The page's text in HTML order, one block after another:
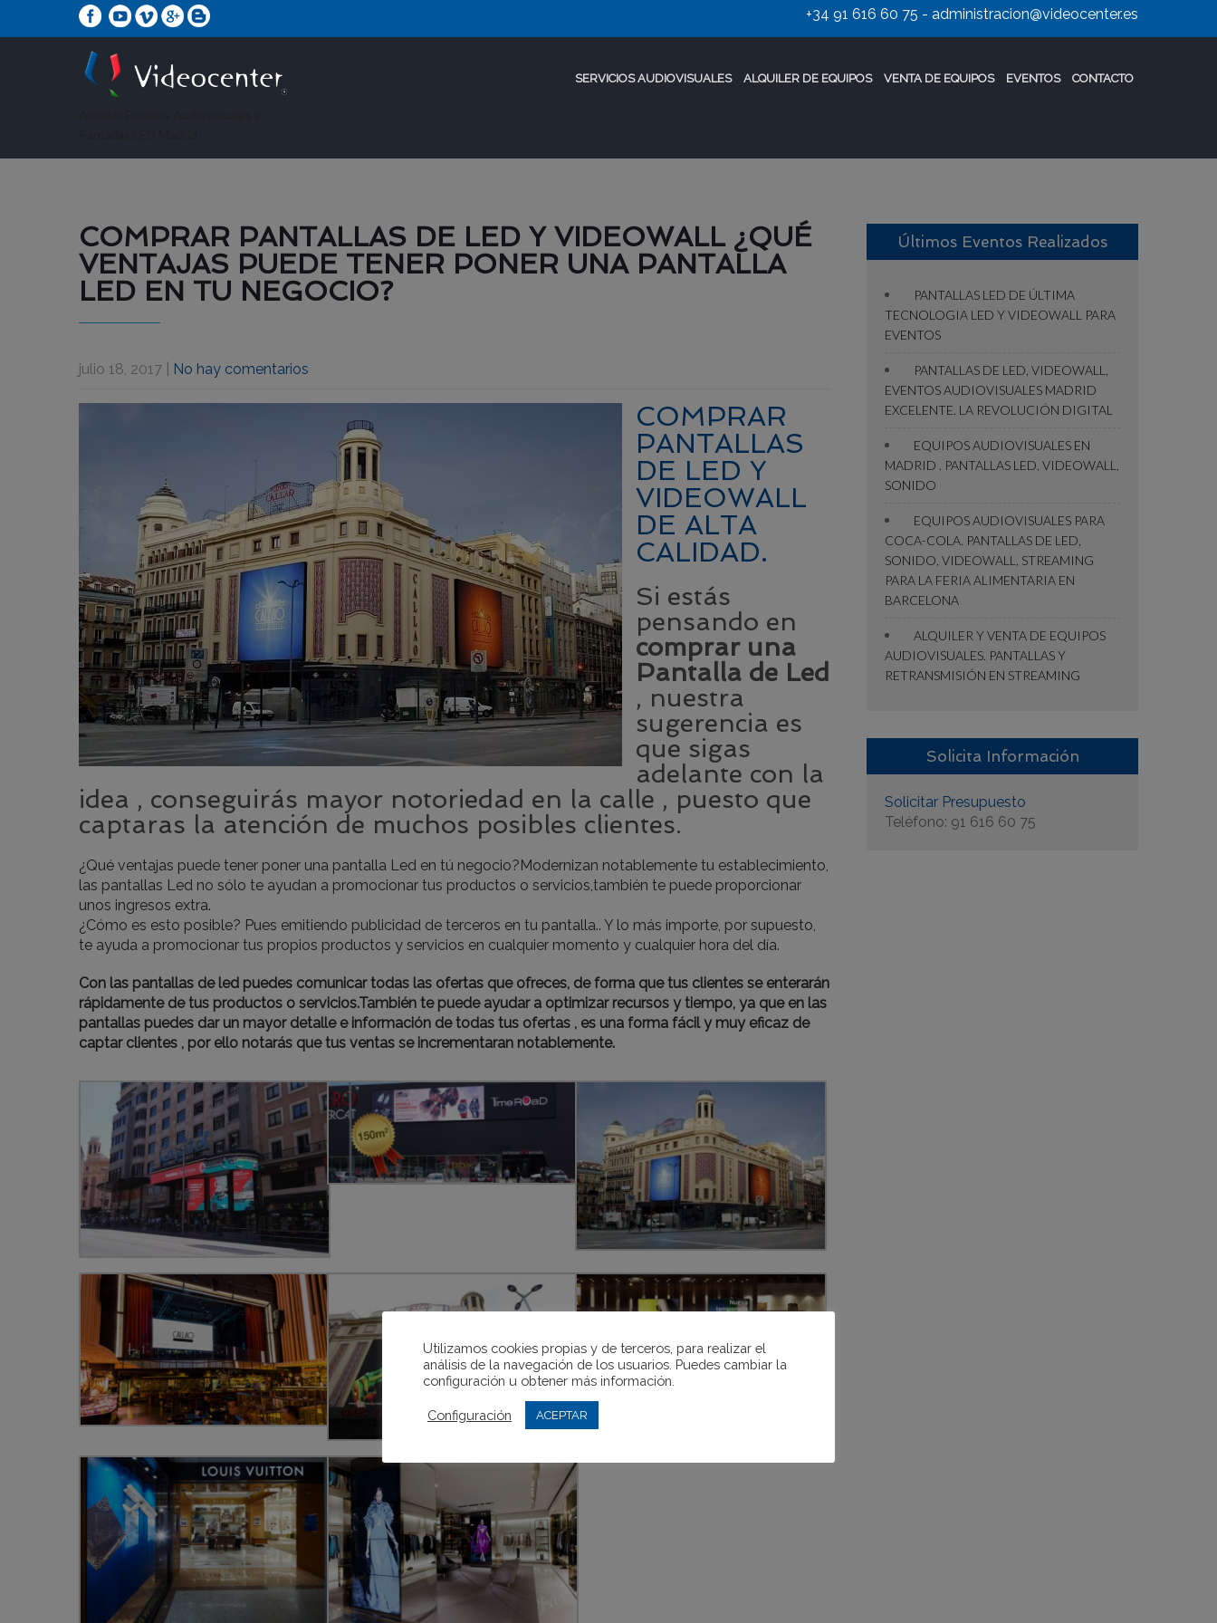
+34 91 616 60 75 - administracion@videocenter.es
SERVICIOS AUDIOVISUALES ALQUILER DE EQUIPOS VENTA DE EQUIPOS EVENTOS CONTACTO
COMPRAR PANTALLAS DE LED Y VIDEOWALL ¿QUÉ
VENTAJAS PUEDE TENER PONER UNA PANTALLA
LED EN TU NEGOCIO?
julio 18, 2017 No hay comentarios
COMPRAR
PANTALLAS
DE LED Y
VIDEOWALL
DE ALTA
CALIDAD.
Si estás
pensando en
comprar una
Pantalla de Led
, nuestra
sugerencia es
que sigas
adelante con la
idea , conseguirás mayor notoriedad en la calle , puesto que
captaras la atención de muchos posibles clientes.
¿Qué ventajas puede tener poner una pantalla Led en tú negocio?Modernizan notablemente tu establecimiento,
las pantallas Led no sólo te ayudan a promocionar tus productos o servicios,también te puede proporcionar
unos ingresos extra.
¿Cómo es esto posible? Pues emitiendo publicidad de terceros en tu pantalla.. Y lo más importe, por supuesto,
te ayuda a promocionar tus propios productos y servicios en cualquier momento y cualquier hora del día.
Con las pantallas de led puedes comunicar todas las ofertas que ofreces, de forma que tus clientes se enterarán
rápidamente de tus productos o servicios.También te puede ayudar a optimizar recursos y tiempo, ya que en las
pantallas puedes dar un mayor detalle e información de todas tus ofertas , es una forma fácil y muy eficaz de
captar clientes , por ello notarás que tus ventas se incrementaran notablemente.
Últimos Eventos Realizados
PANTALLAS LED DE ÚLTIMA
TECNOLOGIA LED Y VIDEOWALL PARA
EVENTOS
PANTALLAS DE LED, VIDEOWALL,
EVENTOS AUDIOVISUALES MADRID
EXCELENTE. LA REVOLUCIÓN DIGITAL
EQUIPOS AUDIOVISUALES EN
MADRID . PANTALLAS LED, VIDEOWALL,
SONIDO
EQUIPOS AUDIOVISUALES PARA
COCA-COLA. PANTALLAS DE LED,
SONIDO, VIDEOWALL, STREAMING
PARA LA FERIA ALIMENTARIA EN
BARCELONA
ALQUILER Y VENTA DE EQUIPOS
AUDIOVISUALES. PANTALLAS Y
RETRANSMISIÓN EN STREAMING
Solicita Información
Solicitar Presupuesto
Teléfono: 91 616 60 75
Utilizamos cookies propias y de terceros, para realizar el
análisis de la navegación de los usuarios. Puedes cambiar la
configuración u obtener más información.
Configuración ACEPTAR